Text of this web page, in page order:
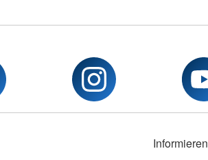
Informieren